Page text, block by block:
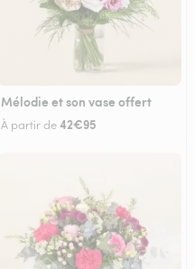
Mélodie et son vase offert
À partir de42€95